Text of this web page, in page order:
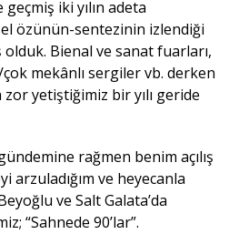
iki yılın adeta
özünün-sentezinin izlendiği
olduk. Bienal ve sanat fuarları,
mekânlı sergiler vb. derken
zor yetiştiğimiz bir yılı geride
rağmen benim açılış
arzuladığım ve heyecanla
ve Salt Galata’da
“Sahnede 90’lar”.